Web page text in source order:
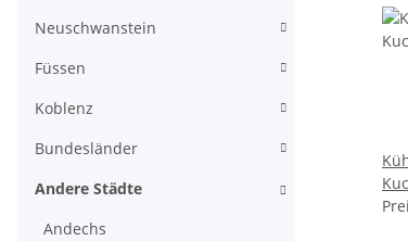
Neuschwanstein
Füssen
Koblenz
Bundesländer
Andere Städte
Andechs